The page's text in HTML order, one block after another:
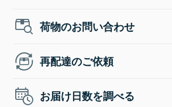
荷物のお問い合わせ
再配達のご依頼
お届け日数を調べる